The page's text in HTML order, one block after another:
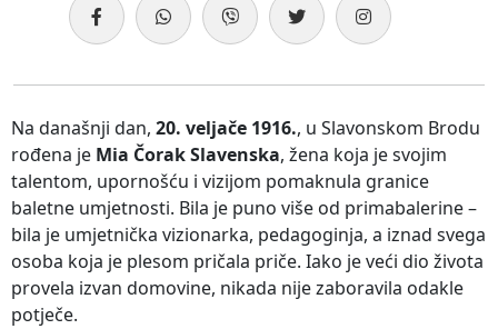
Na današnji dan, 20. veljače 1916., u Slavonskom Brodu
rođena je Mia Čorak Slavenska, žena koja je svojim
talentom, upornošću i vizijom pomaknula granice
baletne umjetnosti. Bila je puno više od primabalerine –
bila je umjetnička vizionarka, pedagoginja, a iznad svega
osoba koja je plesom pričala priče. Iako je veći dio života
provela izvan domovine, nikada nije zaboravila odakle
potječe.